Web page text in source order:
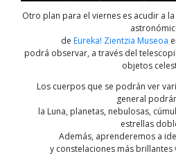
Otro plan para el viernes es acudir a
de Eureka! Zientzia Museoa
podrá observar, a través del
objetos
Los cuerpos que se podrán ver
general
la Luna, planetas, nebulosas,
estrellas
Además, aprenderemos a
y constelaciones más brillantes